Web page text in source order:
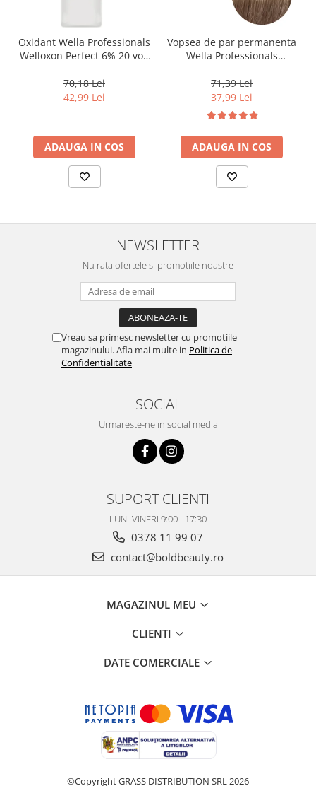
Oxidant Wella Professionals
Welloxon Perfect 6% 20 vol,
70,18 Lei
42,99 Lei
ADAUGA IN COS
Vopsea de par permanenta
Wella Professionals
Blond Deschis Natural, 60
ml
71,39 Lei
37,99 Lei
ADAUGA IN COS
NEWSLETTER
Nu rata ofertele si promotiile noastre
Vreau sa primesc newsletter cu promotiile
magazinului. Afla mai multe in Politica de
Confidentialitate
SOCIAL
Urmareste-ne in social media
SUPORT CLIENTI
LUNI-VINERI 9:00 - 17:30
0378 11 99 07
contact@boldbeauty.ro
MAGAZINUL MEU
CLIENTI
DATE COMERCIALE
©Copyright GRASS DISTRIBUTION SRL 2026